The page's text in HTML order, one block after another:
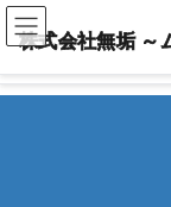
株式会社無垢 ～
株式会社無垢 ～